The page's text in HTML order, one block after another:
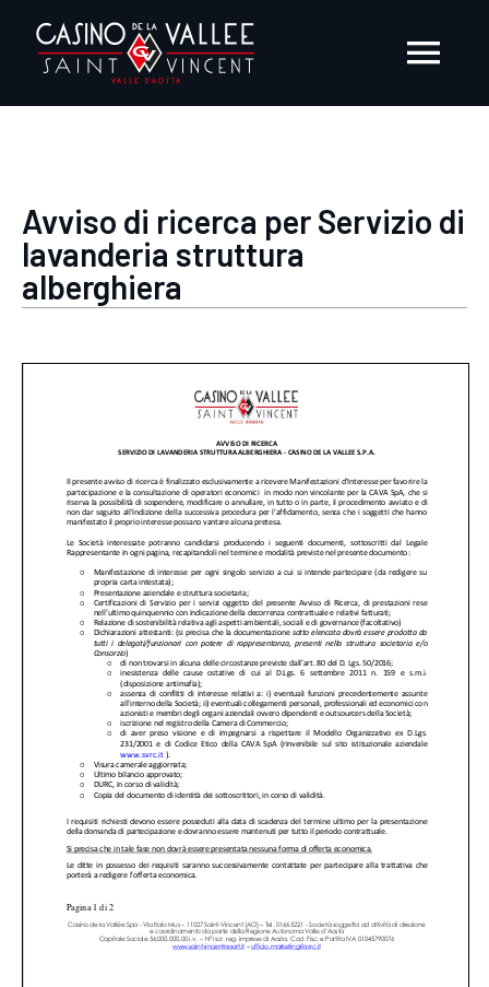
contenuto
PRESS ROOM
EVENTI
FORNITORI E CONSULENTI
OPPORTUNITÀ DI LAVORO
CONTATTI
Avviso di ricerca per Servizio di
lavanderia struttura
alberghiera